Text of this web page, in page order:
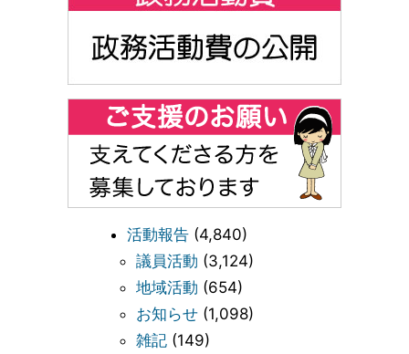
活動報告 (4,840)
議員活動 (3,124)
地域活動 (654)
お知らせ (1,098)
雑記 (149)